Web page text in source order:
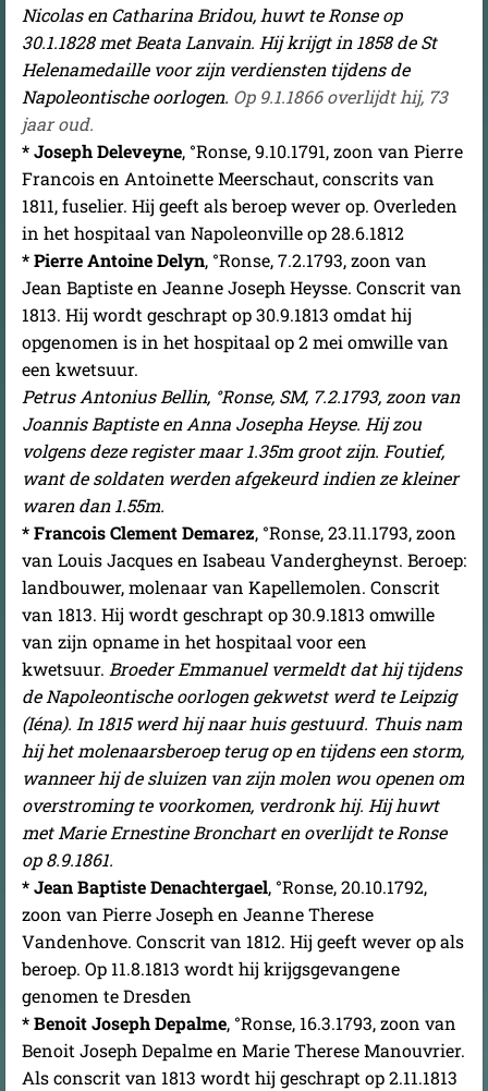
Nicolas en Catharina Bridou, huwt te Ronse op
30.1.1828 met Beata Lanvain. Hij krijgt in 1858 de St
Helenamedaille voor zijn verdiensten tijdens de
Napoleontische oorlogen. Op 9.1.1866 overlijdt hij, 73
jaar oud.
* Joseph Deleveyne, °Ronse, 9.10.1791, zoon van Pierre
Francois en Antoinette Meerschaut, conscrits van
1811, fuselier. Hij geeft als beroep wever op. Overleden
in het hospitaal van Napoleonville op 28.6.1812
* Pierre Antoine Delyn, °Ronse, 7.2.1793, zoon van
Jean Baptiste en Jeanne Joseph Heysse. Conscrit van
1813. Hij wordt geschrapt op 30.9.1813 omdat hij
opgenomen is in het hospitaal op 2 mei omwille van
een kwetsuur.
Petrus Antonius Bellin, °Ronse, SM, 7.2.1793, zoon van
Joannis Baptiste en Anna Josepha Heyse. Hij zou
volgens deze register maar 1.35m groot zijn. Foutief,
want de soldaten werden afgekeurd indien ze kleiner
waren dan 1.55m.
* Francois Clement Demarez, °Ronse, 23.11.1793, zoon
van Louis Jacques en Isabeau Vandergheynst. Beroep:
landbouwer, molenaar van Kapellemolen. Conscrit
van 1813. Hij wordt geschrapt op 30.9.1813 omwille
van zijn opname in het hospitaal voor een
kwetsuur. Broeder Emmanuel vermeldt dat hij tijdens
de Napoleontische oorlogen gekwetst werd te Leipzig
(Iéna). In 1815 werd hij naar huis gestuurd. Thuis nam
hij het molenaarsberoep terug op en tijdens een storm,
wanneer hij de sluizen van zijn molen wou openen om
overstroming te voorkomen, verdronk hij. Hij huwt
met Marie Ernestine Bronchart en overlijdt te Ronse
op 8.9.1861.
* Jean Baptiste Denachtergael, °Ronse, 20.10.1792,
zoon van Pierre Joseph en Jeanne Therese
Vandenhove. Conscrit van 1812. Hij geeft wever op als
beroep. Op 11.8.1813 wordt hij krijgsgevangene
genomen te Dresden
* Benoit Joseph Depalme, °Ronse, 16.3.1793, zoon van
Benoit Joseph Depalme en Marie Therese Manouvrier.
Als conscrit van 1813 wordt hij geschrapt op 2.11.1813